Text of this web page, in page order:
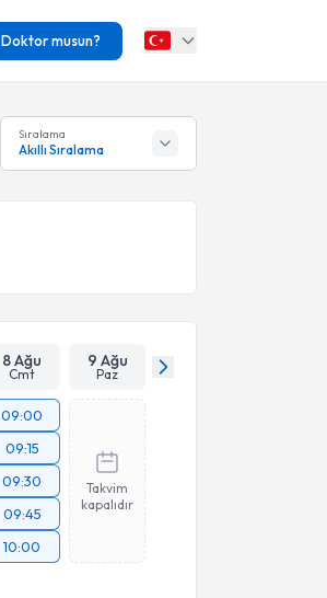
Doktor musun?
Sıralama
Akıllı Sıralama
8 Ağu
Cmt
9 Ağu
Paz
09:00
09:15
09:30
09:45
10:00
Takvim
kapalıdır